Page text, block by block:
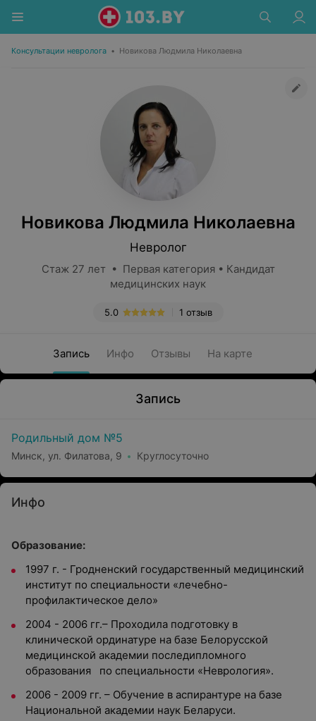
Консультации невролога • Новикова Людмила Николаевна
Новикова Людмила Николаевна
Невролог
Стаж 27 лет • Первая категория • Кандидат
медицинских наук
1 отзыв
5.0
Запись Инфо Отзывы На карте
Запись
Родильный дом №5
Минск, ул. Филатова, 9 Круглосуточно
Инфо
Образование:
1997 г. - Гродненский государственный медицинский
институт по специальности «лечебно-
профилактическое дело»
2004 - 2006 гг.– Проходила подготовку в
клинической ординатуре на базе Белорусской
медицинской академии последипломного
образования по специальности «Неврология».
2006 - 2009 гг. – Обучение в аспирантуре на базе
Национальной академии наук Беларуси.